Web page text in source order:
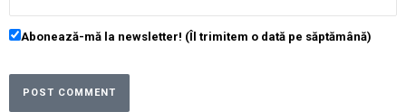
Abonează-mă la newsletter! (Îl trimitem o dată pe săptămână)